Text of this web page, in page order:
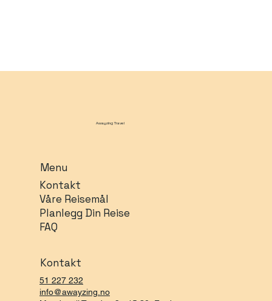
Awayzing Travel
Menu
Kontakt
Våre Reisemål
Planlegg Din Reise
FAQ
Kontakt
51 227 232
info@awayzing.no